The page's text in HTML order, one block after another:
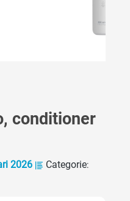
conditioner
2026 Categorie: